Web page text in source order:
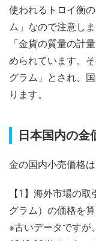
使われるトロイ衡
ム」なので注意し
「金貨の質量の計
められています。
グラム」とされ、
ります。
日本国内の金
金の国内小売価格
【1】海外市場の
グラム）の価格を
※古いデータですが